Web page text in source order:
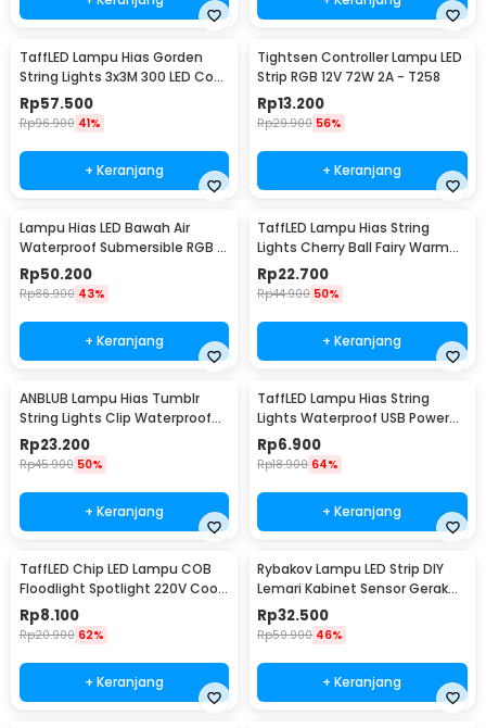
TaffLED Lampu Hias Gorden
String Lights 3x3M 300 LED Cool
White 18W - 300L
Rp57.500
Rp96.900 41%
+ Keranjang
Tightsen Controller Lampu LED
Strip RGB 12V 72W 2A - T258
Rp13.200
Rp29.900 56%
+ Keranjang
Lampu Hias LED Bawah Air
Waterproof Submersible RGB 2
PCS with Remote - 13017
Rp50.200
Rp86.900 43%
+ Keranjang
TaffLED Lampu Hias String
Lights Cherry Ball Fairy Warm
White 5M - LY20W
Rp22.700
Rp44.900 50%
+ Keranjang
ANBLUB Lampu Hias Tumblr
String Lights Clip Waterproof
20 LED 2M - 0606
Rp23.200
Rp45.900 50%
+ Keranjang
TaffLED Lampu Hias String
Lights Waterproof USB Power
50 LED 5M - SZ
Rp6.900
Rp18.900 64%
+ Keranjang
TaffLED Chip LED Lampu COB
Floodlight Spotlight 220V Cool
White 6000K 50W - COB4060-
AC220-50
Rp8.100
Rp20.900 62%
+ Keranjang
Rybakov Lampu LED Strip DIY
Lemari Kabinet Sensor Gerak
4.5W 1M - 2835
Rp32.500
Rp59.900 46%
+ Keranjang